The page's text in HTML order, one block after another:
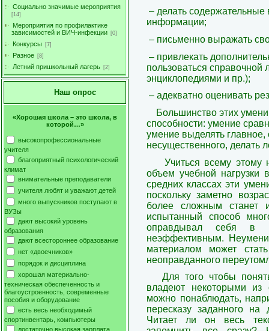
Социально значимые мероприятия
[14]
Мероприятия по профилактике
зависимостей и ВИЧ-инфекции [0]
Конкурсы [7]
Разное [8]
Летний пришкольный лагерь [2]
Наш опрос
«Хорошая школа – это школа, в
которой…»
высокопрофессиональные
учителя
благоприятный психологический
климат
внимательные преподаватели
учителя любят и уважают детей
много выпускников поступают в
ВУЗы
дают высокий уровень
образования
дают всестороннее образование
нет «двоечников»
порядок и дисциплина
хорошая материально-
техническая обеспеченность и
благоустроенность, современные
пособия и оборудование
есть весь необходимый
спортинвентарь, компьютеры
достаточно высокая зарплата
– делать
информации;
– письменно выражать
– привлекать
пользоваться справочной
энциклопедиями и пр.);
– адекватно оценивать
Большинство этих
способности: умение
умение выделять главное,
несущественного, делать
Учиться всему этому
объем учебной нагрузки
средних классах эти
поскольку заметно
более сложным станет
испытанный способ
оправдывал себя в
неэффективным.
материалом может
неоправданного
Для того чтобы
владеют некоторыми из
можно понаблюдать,
пересказу заданного
Читает ли он весь